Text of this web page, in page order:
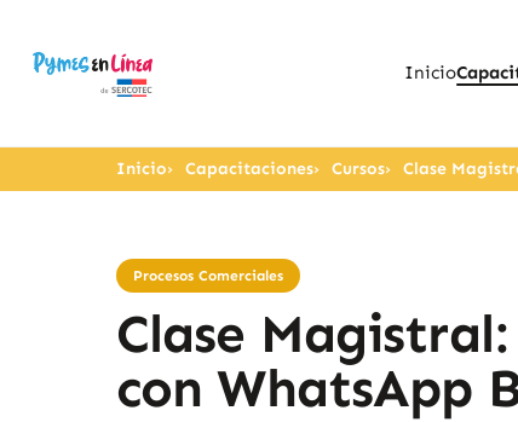
Inicio
Inicio Capacitaciones Cursos Clase
Procesos Comerciales
Clase
con WhatsApp